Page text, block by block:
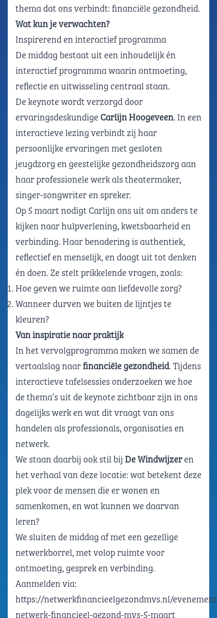
thema dat ons verbindt: financiële gezondheid.
Wat kun je verwachten?
Inspirerend en interactief programma
De middag bestaat uit een inhoudelijk én
interactief programma waarin ontmoeting,
reflectie en uitwisseling centraal staan.
De keynote wordt verzorgd door
ervaringsdeskundige Carlijn Hoogeveen. In een
interactieve lezing verbindt zij haar
persoonlijke ervaringen met gesloten
jeugdzorg en geestelijke gezondheidszorg aan
haar professionele werk als theatermaker,
singer-songwriter en spreker.
Op 5 maart nodigt Carlijn ons uit om anders te
kijken naar hulpverlening, kwetsbaarheid en
verbinding. Haar benadering is authentiek,
reflectief en menselijk, en daagt uit tot denken
én doen. Ze stelt prikkelende vragen, zoals:
Hoe geven we ruimte aan liefdevolle zorg?
Wanneer durven we buiten de lijntjes te
kleuren?
Van inspiratie naar praktijk
In het vervolgprogramma maken we samen de
vertaalslag naarfinanciële gezondheid. Tijdens
interactieve tafelsessies onderzoeken we hoe
de thema’s uit de keynote zichtbaar zijn in ons
dagelijks werk en wat dit vraagt van ons
handelen als professionals, organisaties en
netwerk.
We staan daarbij ook stil bij De Windwijzeren
het verhaal van deze locatie: wat betekent deze
plek voor de mensen die er wonen en
samenkomen, en wat kunnen we daarvan
leren?
We sluiten de middag af met een gezellige
netwerkborrel, met volop ruimte voor
ontmoeting, gesprek en verbinding.
Aanmelden via:
https://netwerkfinancieelgezondmvs.nl/
netwerk-financieel-gezond-mvs-5-maart